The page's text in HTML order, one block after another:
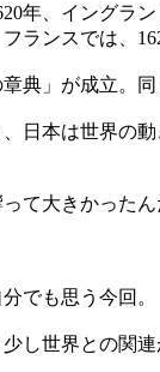
年、イングラ
ランスでは、
典」が成立。
日本は世界の
て大きかったん
でも思う今回。
し世界との関